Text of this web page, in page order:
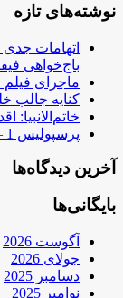
نوشته‌های تازه
اتهامات جدی
باج‌خواهی
ماجرای
کنایه جالب
پرسپولیس 1 – پیرامیدز 0: شکست قهرمان آفریقا!
آخرین دیدگاه‌ها
بایگانی‌ها
آگوست 2026
جولای 2026
دسامبر 2025
نوامبر 2025